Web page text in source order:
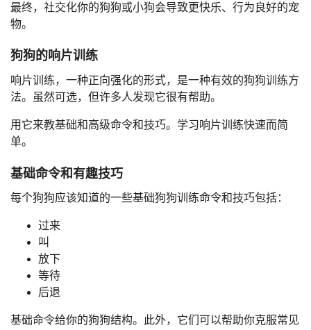
最终，社交化你的狗狗或小狗会导致更快乐、行为良好的宠
物。
狗狗的响片训练
响片训练，一种正向强化的形式，是一种有效的狗狗训练方
法。虽然可选，但许多人发现它很有帮助。
用它来教基础和高级命令和技巧。学习响片训练快速而简
单。
基础命令和有趣技巧
每个狗狗应该知道的一些基础狗狗训练命令和技巧包括：
过来
叫
放下
等待
后退
基础命令给你的狗狗结构。此外，它们可以帮助你克服常见